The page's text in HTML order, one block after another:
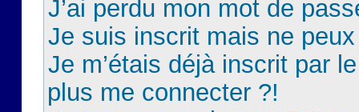
J’ai perdu mon mot de
Je suis inscrit mais ne
Je m’étais déjà inscrit par
plus me connecter ?!